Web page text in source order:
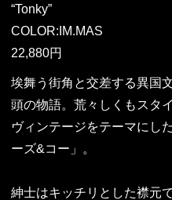
“Tonky”
COLOR:IM.MAS
22,880円
埃舞う街角と交差する異国
頭の物語。荒々しくもスタ
ヴィンテージをテーマにし
ーズ&コー」。
紳士はキッチリとした襟元